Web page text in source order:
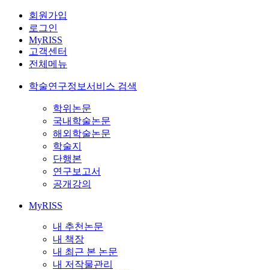
회원가입
로그인
MyRISS
고객센터
전체메뉴
학술연구정보서비스 검색
학위논문
국내학술논문
해외학술논문
학술지
단행본
연구보고서
공개강의
MyRISS
내 추천논문
내 책장
내 최근 본 논문
내 저작물관리